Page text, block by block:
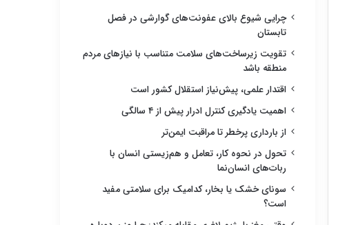
چرایی شیوع بالای عفونت‌های گوارشی در فصل
تابستان
تقویت زیرساخت‌های سلامت متناسب با نیازهای مردم
منطقه باشد
اقتدار علمی، پیش‌نیاز استقلال کشور است
اهمیت یادگیری کنترل ادرار پیش از ۴ سالگی
از بارداری پرخطر تا مراقبت ایمن‌تر
تحول در نحوه کار، تعامل و هم‌زیستی انسان با
ربات‌های انسان‌نما
سونای خشک یا بخار، کدامیک برای سلامتی مفید
است؟